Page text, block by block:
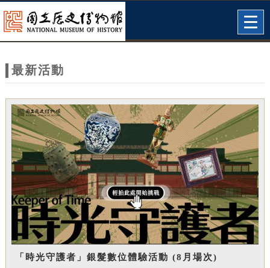
網
站
主
題
最新活動
「時光守護者」銀髮數位體驗活動 (8月場次)